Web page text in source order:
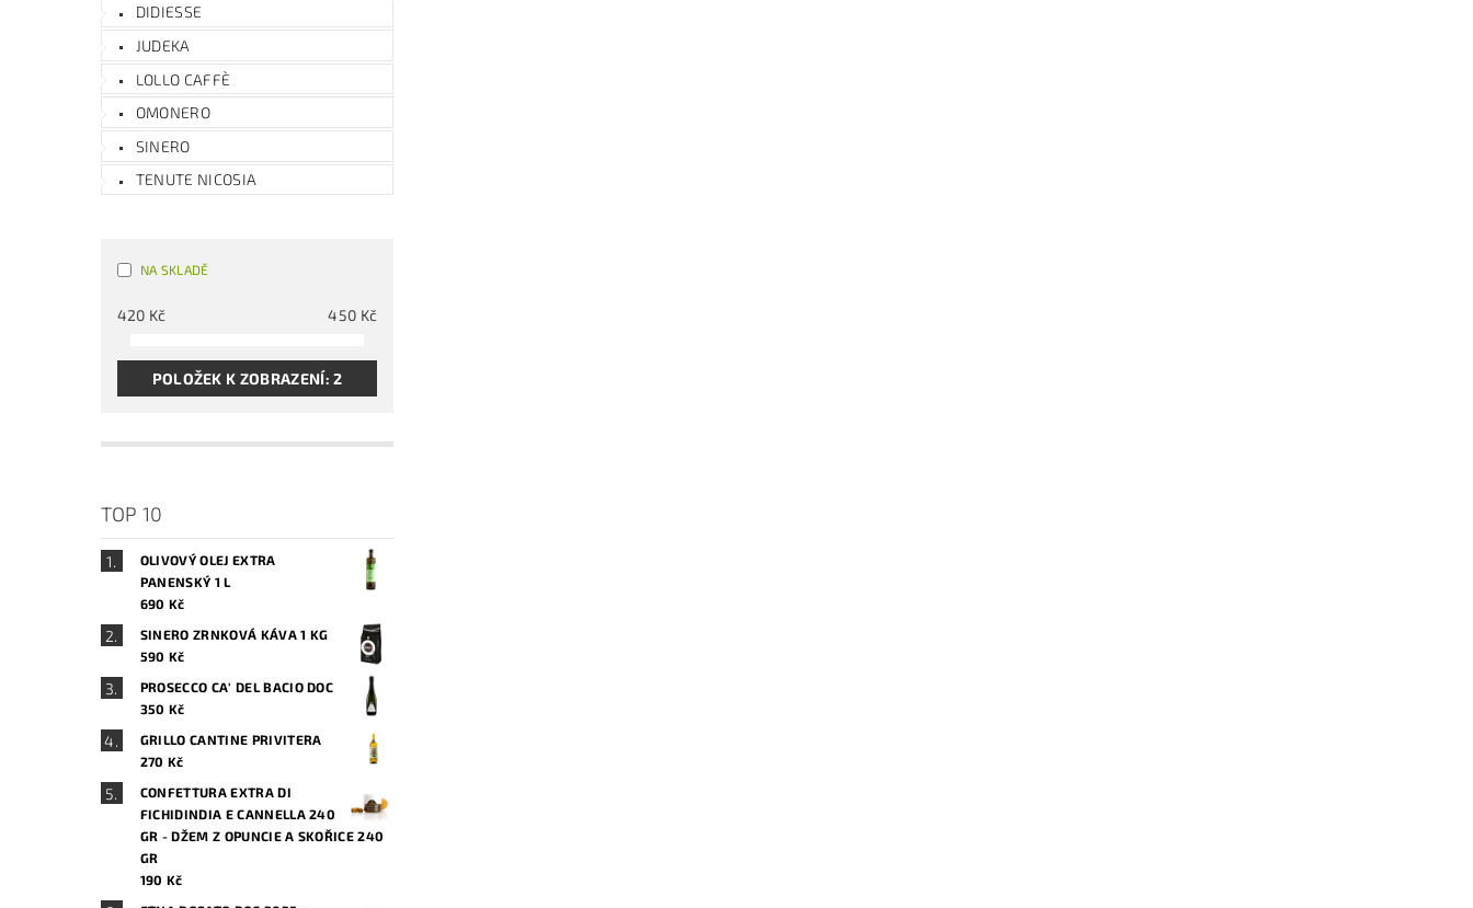
DIDIESSE
JUDEKA
LOLLO CAFFÈ
OMONERO
SINERO
TENUTE NICOSIA
NA SKLADĚ
420 Kč 450 Kč
POLOŽEK K ZOBRAZENÍ:2
TOP 10
OLIVOVÝ OLEJ EXTRA
PANENSKÝ 1 L
690 Kč
SINERO ZRNKOVÁ KÁVA 1 KG
590 Kč
PROSECCO CA' DEL BACIO DOC
350 Kč
GRILLO CANTINE PRIVITERA
270 Kč
CONFETTURA EXTRA DI
FICHIDINDIA E CANNELLA 240
GR - DŽEM Z OPUNCIE A SKOŘICE 240
GR
190 Kč